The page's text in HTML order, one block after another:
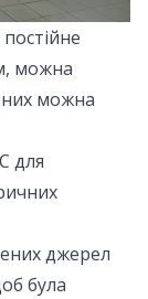
можна
можна
для
джерел
була